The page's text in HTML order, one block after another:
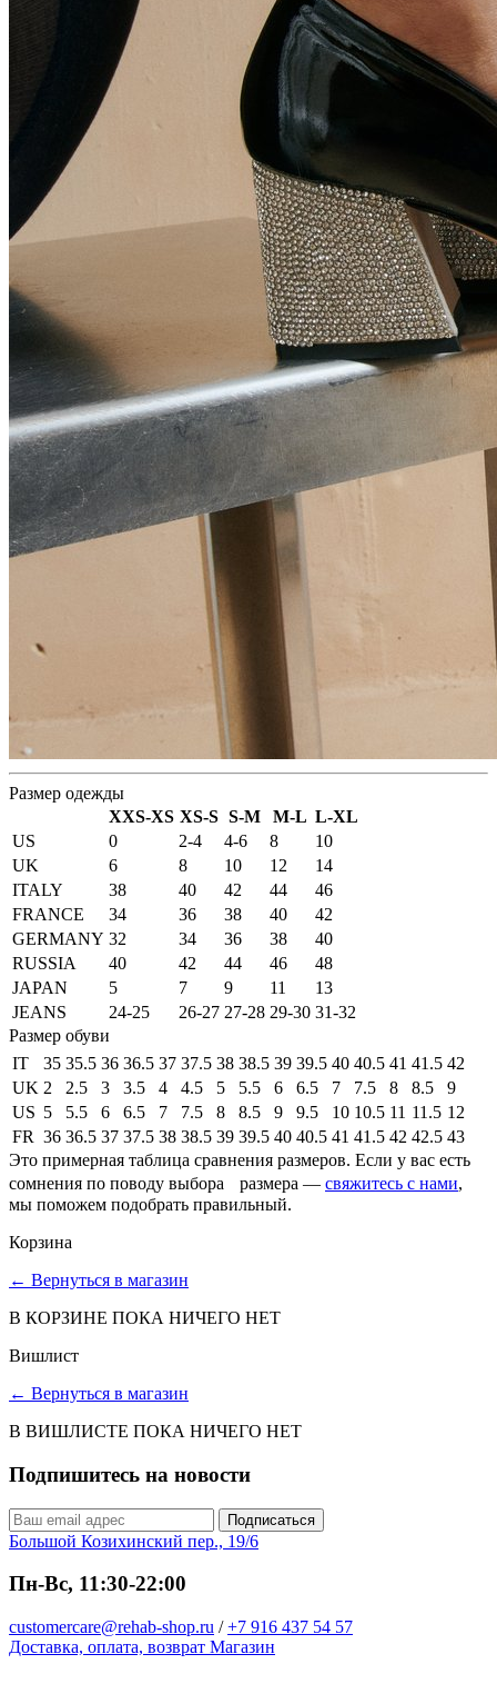
Размер одежды
XXS-XS XS-S S-M M-L L-XL
US
0 2-4 4-6 8
10
UK
6 8 10 12
14
ITALY
38 40 42 44
46
FRANCE
34 36 38 40
42
GERMANY 32 34 36 38
40
RUSSIA
40 42 44 46
48
JAPAN
5 7 9 11
13
JEANS
24-25 26-27 27-28 29-30 31-32
Размер обуви
IT
35 35.5 36 36.5 37 37.5 38 38.5 39 39.5 40 40.5 41 41.5 42
UK 2 2.5 3 3.5 4 4.5 5 5.5 6 6.5 7 7.5 8 8.5
9
US 5 5.5 6 6.5 7 7.5 8 8.5 9 9.5 10 10.5 11 11.5 12
FR 36 36.5 37 37.5 38 38.5 39 39.5 40 40.5 41 41.5 42 42.5 43
Это примерная таблица сравнения размеров. Если у вас есть
сомнения по поводу выбора размера — свяжитесь с нами,
мы поможем подобрать правильный.
Корзина
← Вернуться в магазин
В КОРЗИНЕ ПОКА НИЧЕГО НЕТ
Вишлист
← Вернуться в магазин
В ВИШЛИСТЕ ПОКА НИЧЕГО НЕТ
Подпишитесь на новости
Подписаться
Большой Козихинский пер., 19/6
Пн-Вс, 11:30-22:00
customercare@rehab-shop.ru / +7 916 437 54 57
Доставка, оплата, возврат Магазин